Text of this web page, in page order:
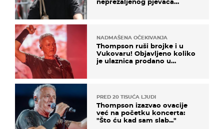
NADMAŠENA OČEKIVANJA
Thompson ruši brojke i u
Vukovaru! Objavljeno koliko
je ulaznica prodano u
PRED 20 TISUĆA LJUDI
Thompson izazvao ovacije
već na početku koncerta:
"Što ću kad sam slab..."